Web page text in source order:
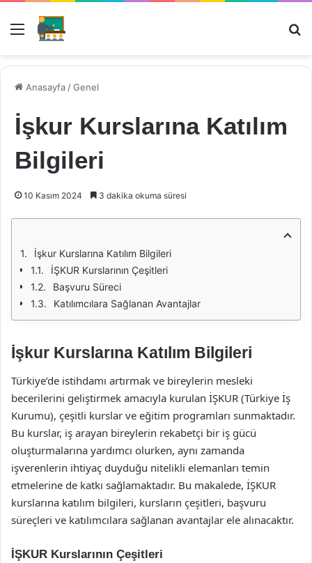
Menü
Anasayfa /Genel
İşkur Kurslarına Katılım
Bilgileri
10 Kasım 2024 3 dakika okuma süresi
İşkur Kurslarına Katılım Bilgileri
İŞKUR Kurslarının Çeşitleri
Başvuru Süreci
Katılımcılara Sağlanan Avantajlar
İşkur Kurslarına Katılım Bilgileri
Türkiye’de istihdamı artırmak ve bireylerin mesleki
becerilerini geliştirmek amacıyla kurulan İŞKUR (Türkiye İş
Kurumu), çeşitli kurslar ve eğitim programları sunmaktadır.
Bu kurslar, iş arayan bireylerin rekabetçi bir iş gücü
oluşturmalarına yardımcı olurken, aynı zamanda
işverenlerin ihtiyaç duyduğu nitelikli elemanları temin
etmelerine de katkı sağlamaktadır. Bu makalede, İŞKUR
kurslarına katılım bilgileri, kursların çeşitleri, başvuru
süreçleri ve katılımcılara sağlanan avantajlar ele alınacaktır.
İŞKUR Kurslarının Çeşitleri